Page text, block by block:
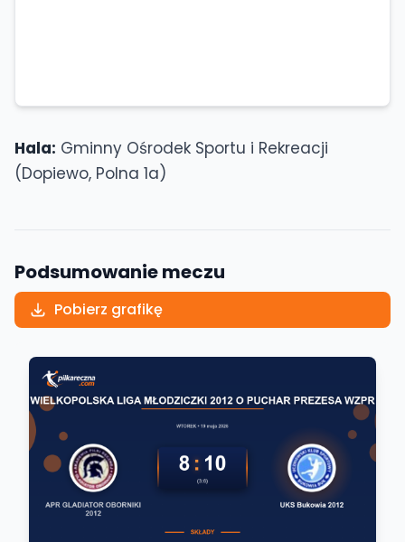
Hala: Gminny Ośrodek Sportu i Rekreacji
(Dopiewo, Polna 1a)
Podsumowanie meczu
Pobierz grafikę